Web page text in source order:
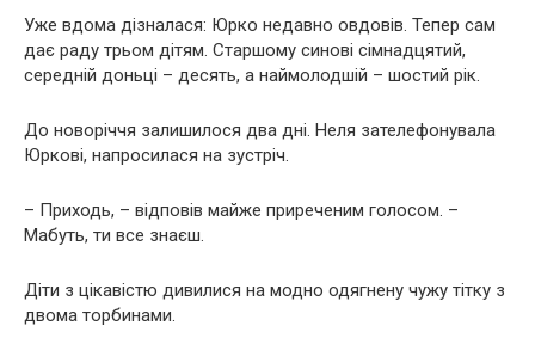
Уже вдома дізналася: Юрко недавно oвдoвів. Тепер сам
дає раду трьом дітям. Старшому синові сімнадцятий,
середній доньці – десять, а наймолодшій – шостий рік.
До новоріччя залишилося два дні. Неля зателефонувала
Юркові, напросилася на зустріч.
– Приходь, – відповів майже приреченим голосом. –
Мабуть, ти все знаєш.
Діти з цікавістю дивилися на модно одягнену чужу тітку з
двома торбинами.